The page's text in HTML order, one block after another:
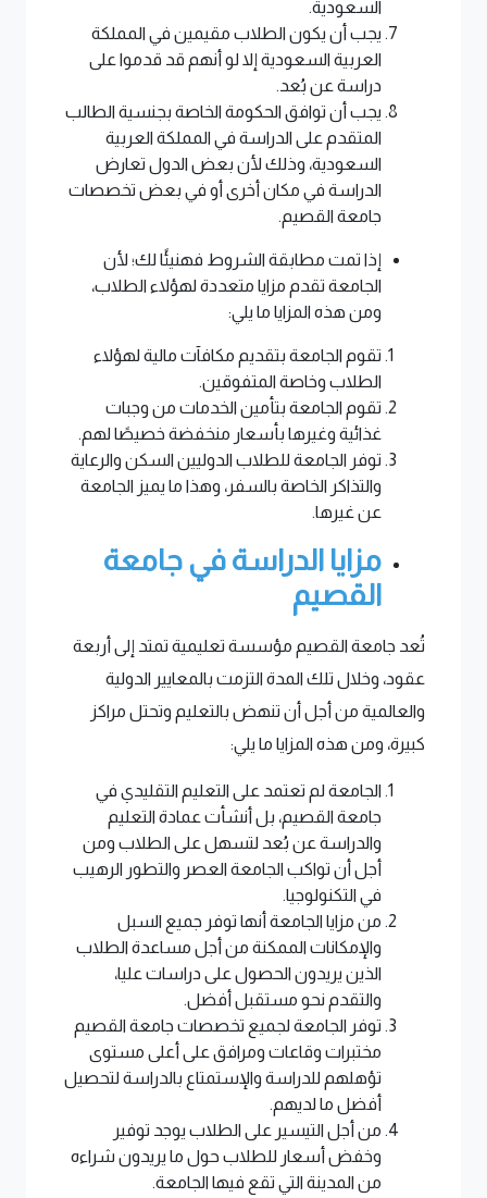
السعودية.
يجب أن يكون الطلاب مقيمين في المملكة
العربية السعودية إلا لو أنهم قد قدموا على
دراسة عن بُعد.
يجب أن توافق الحكومة الخاصة بجنسية الطالب
المتقدم على الدراسة في المملكة العربية
السعودية، وذلك لأن بعض الدول تعارض
الدراسة في مكان أخرى أو في بعض تخصصات
جامعة القصيم.
إذا تمت مطابقة الشروط فهنيئًا لك؛ لأن
الجامعة تقدم مزايا متعددة لهؤلاء الطلاب،
ومن هذه المزايا ما يلي:
تقوم الجامعة بتقديم مكافآت مالية لهؤلاء
الطلاب وخاصة المتفوقين.
تقوم الجامعة بتأمين الخدمات من وجبات
غذائية وغيرها بأسعار منخفضة خصيصًا لهم.
توفر الجامعة للطلاب الدوليين السكن والرعاية
والتذاكر الخاصة بالسفر، وهذا ما يميز الجامعة
عن غيرها.
مزايا الدراسة في جامعة
القصيم
تُعد جامعة القصيم مؤسسة تعليمية تمتد إلى أربعة
عقود، وخلال تلك المدة التزمت بالمعايير الدولية
والعالمية من أجل أن تنهض بالتعليم وتحتل مراكز
كبيرة، ومن هذه المزايا ما يلي:
الجامعة لم تعتمد على التعليم التقليدي في
جامعة القصيم، بل أنشأت عمادة التعليم
والدراسة عن بُعد لتسهل على الطلاب ومن
أجل أن تواكب الجامعة العصر والتطور الرهيب
في التكنولوجيا.
من مزايا الجامعة أنها توفر جميع السبل
والإمكانات الممكنة من أجل مساعدة الطلاب
الذين يريدون الحصول على دراسات عليا،
والتقدم نحو مستقبل أفضل.
توفر الجامعة لجميع تخصصات جامعة القصيم
مختبرات وقاعات ومرافق على أعلى مستوى
تؤهلهم للدراسة والإستمتاع بالدراسة لتحصيل
أفضل ما لديهم.
من أجل التيسير على الطلاب يوجد توفير
وخفض أسعار للطلاب حول ما يريدون شراءه
من المدينة التي تقع فيها الجامعة.